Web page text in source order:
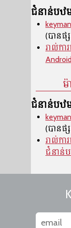
ជំនាន់បឋ
(បានផ្
រាល់កា
ម៉
ជំនាន់បឋ
(បានផ្
រាល់កា
ជំនាន់